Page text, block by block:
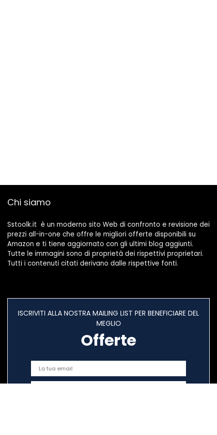
Chi siamo
Sstoolk.it è un moderno sito Web di confronto e revisione dei
prezzi all-in-one che offre le migliori offerte disponibili su
Amazon e ti tiene aggiornato con gli ultimi blog aggiunti.
Tutte le immagini sono di proprietà dei rispettivi proprietari.
Tutti i contenuti citati derivano dalle rispettive fonti.
ISCRIVITI ALLA NOSTRA MAILING LIST PER BENEFICIARE DEL
MEGLIO
Offerte